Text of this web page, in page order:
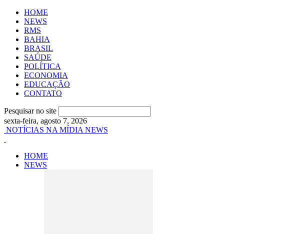
HOME
NEWS
RMS
BAHIA
BRASIL
SAÚDE
POLÍTICA
ECONOMIA
EDUCAÇÃO
CONTATO
Pesquisar no site
sexta-feira, agosto 7, 2026
NOTÍCIAS NA MÍDIA NEWS
HOME
NEWS